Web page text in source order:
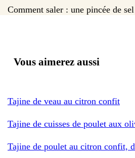
Comment saler : une pincée de sel
Vous aimerez aussi
Tajine de veau au citron confit
Tajine de cuisses de poulet aux
Tajine de poulet au citron confit,